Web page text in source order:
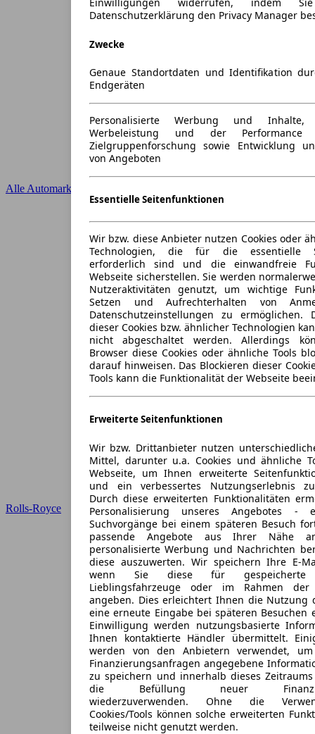
Einwilligungen widerrufen, indem
Datenschutzerklärung den Privacy Manager
Zwecke
Genaue Standortdaten und Identifikation
Endgeräten
Personalisierte Werbung und Inhalte,
Werbeleistung und der
Zielgruppenforschung sowie Entwicklung
von Angeboten
Essentielle Seitenfunktionen
Wir bzw. diese Anbieter nutzen Cookies oder
Technologien, die für die essentielle
erforderlich sind und die einwandfreie
Webseite sicherstellen. Sie werden
Nutzeraktivitäten genutzt, um wichtige
Setzen und Aufrechterhalten von
Datenschutzeinstellungen zu ermöglichen.
dieser Cookies bzw. ähnlicher Technologien
nicht abgeschaltet werden. Allerdings
Browser diese Cookies oder ähnliche Tools
darauf hinweisen. Das Blockieren dieser
Tools kann die Funktionalität der Webseite
Erweiterte Seitenfunktionen
Wir bzw. Drittanbieter nutzen
Mittel, darunter u.a. Cookies und ähnliche
Webseite, um Ihnen erweiterte
und ein verbessertes Nutzungserlebnis
Durch diese erweiterten Funktionalitäten
Personalisierung unseres Angebotes
Suchvorgänge bei einem späteren Besuch
passende Angebote aus Ihrer Nähe
personalisierte Werbung und Nachrichten
diese auszuwerten. Wir speichern Ihre E-
wenn Sie diese für gespeicherte
Lieblingsfahrzeuge oder im Rahmen der
angeben. Dies erleichtert Ihnen die Nutzung
eine erneute Eingabe bei späteren
Einwilligung werden nutzungsbasierte
Ihnen kontaktierte Händler übermittelt.
werden von den Anbietern verwendet,
Finanzierungsanfragen angegebene
zu speichern und innerhalb dieses
die Befüllung neuer
wiederzuverwenden. Ohne die
Cookies/Tools können solche erweiterten
teilweise nicht genutzt werden.
Alle Automarken
Rolls-Royce